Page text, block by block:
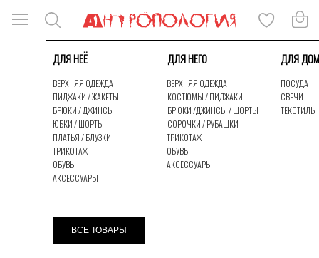
ДЛЯ НЕЁ ДЛЯ НЕГО ДЛЯ
ОБУВЬ
АКСЕССУАРЫ
ВЕРХНЯЯ ОДЕЖДА
ОБУВЬ
АКСЕССУАРЫ
ПОСУДА
ВСЕ ТОВАРЫ
СВЕЧИ
ТЕКСТИЛЬ
КОСТЮМЫ / ПИДЖАКИ
ТРИКОТАЖ
БРЮКИ /ДЖИНСЫ / ШОРТЫ
СОРОЧКИ / РУБАШКИ
ВЕРХНЯЯ ОДЕЖДА
ПИДЖАКИ / ЖАКЕТЫ
ТРИКОТАЖ
БРЮКИ / ДЖИНСЫ
ПЛАТЬЯ / БЛУЗКИ
ЮБКИ / ШОРТЫ